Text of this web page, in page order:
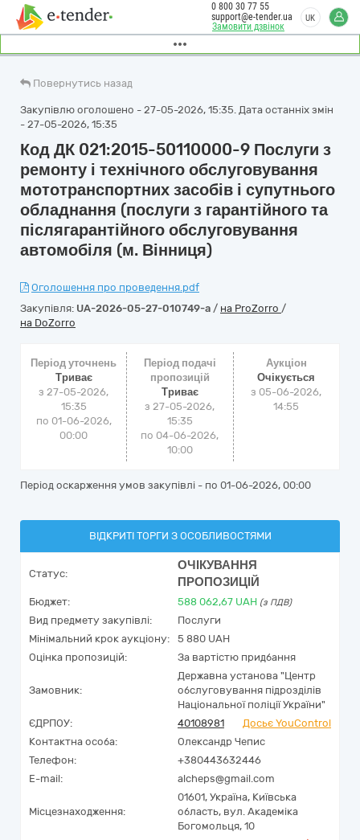
Замовити дзвінок
0 800 30 77 55
support@e-tender.ua
UK
Повернутись назад
Закупівлю оголошено - 27-05-2026, 15:35. Дата останніх змін
- 27-05-2026, 15:35
Код ДК 021:2015-50110000-9 Послуги з
ремонту і технічного обслуговування
мототранспортних засобів і супутнього
обладнання (послуги з гарантійного та
післягарантійного обслуговування
автомобіля (м. Вінниця)
Оголошення про проведення.pdf
Закупівля: UA-2026-05-27-010749-a / на ProZorro /
на DoZorro
Період уточнень
Триває
з 27-05-2026,
15:35
по 01-06-2026,
00:00
Період подачі
пропозицій
Триває
з 27-05-2026,
15:35
по 04-06-2026,
10:00
Аукціон
Очікується
з 05-06-2026,
14:55
Період оскарження умов закупівлі - по 01-06-2026, 00:00
ВІДКРИТІ ТОРГИ З ОСОБЛИВОСТЯМИ
Статус:
ОЧІКУВАННЯ
ПРОПОЗИЦІЙ
Бюджет: 588 062,67 UAH (з ПДВ)
Вид предмету закупівлі:
Послуги
Мінімальний крок аукціону:
5 880 UAH
Оцінка пропозицій:
За вартістю придбання
Замовник:
Державна установа "Центр
обслуговування підрозділів
Національної поліції України"
ЄДРПОУ:
40108981
Досьє YouControl
Контактна особа:
Олександр Чепис
Телефон:
+380443632446
E-mail:
alcheps@gmail.com
Місцезнаходження:
01601, Україна, Київська
область, вул. Академіка
Богомольця, 10